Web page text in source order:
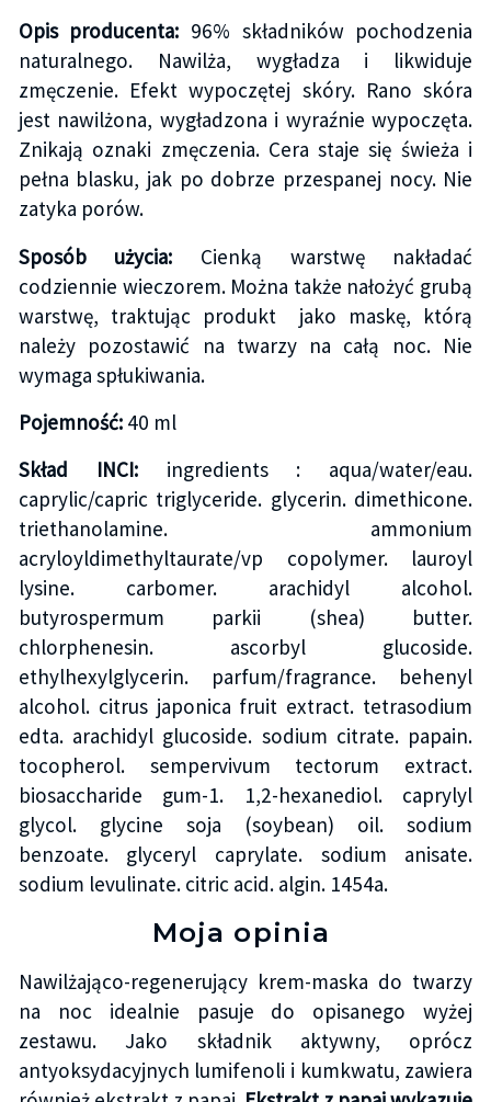
Opis producenta: 96% składników pochodzenia
naturalnego. Nawilża, wygładza i likwiduje
zmęczenie. Efekt wypoczętej skóry. Rano skóra
jest nawilżona, wygładzona i wyraźnie wypoczęta.
Znikają oznaki zmęczenia. Cera staje się świeża i
pełna blasku, jak po dobrze przespanej nocy. Nie
zatyka porów.
Sposób użycia: Cienką warstwę nakładać
codziennie wieczorem. Można także nałożyć grubą
warstwę, traktując produkt jako maskę, którą
należy pozostawić na twarzy na całą noc. Nie
wymaga spłukiwania.
Pojemność:40 ml
Skład INCI:ingredients : aqua/water/eau.
caprylic/capric triglyceride. glycerin. dimethicone.
triethanolamine. ammonium
acryloyldimethyltaurate/vp copolymer. lauroyl
lysine. carbomer. arachidyl alcohol.
butyrospermum parkii (shea) butter.
chlorphenesin. ascorbyl glucoside.
ethylhexylglycerin. parfum/fragrance. behenyl
alcohol. citrus japonica fruit extract. tetrasodium
edta. arachidyl glucoside. sodium citrate. papain.
tocopherol. sempervivum tectorum extract.
biosaccharide gum-1. 1,2-hexanediol. caprylyl
glycol. glycine soja (soybean) oil. sodium
benzoate. glyceryl caprylate. sodium anisate.
sodium levulinate. citric acid. algin. 1454a.
Moja opinia
Nawilżająco-regenerujący krem-maska do twarzy
na noc idealnie pasuje do opisanego wyżej
zestawu. Jako składnik aktywny, oprócz
antyoksydacyjnych lumifenoli i kumkwatu, zawiera